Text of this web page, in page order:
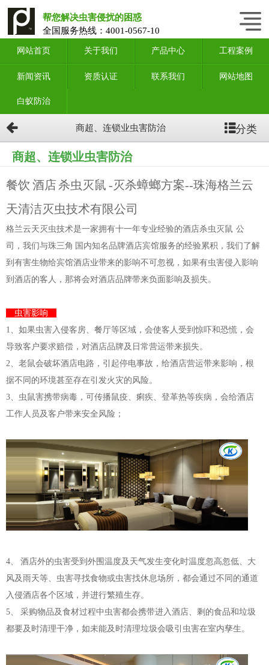
帮您解决虫害侵扰的困惑
全国服务热线：4001-0567-10
网站首页 关于我们 产品中心 工程案例
新闻资讯 资质认证 联系我们 网站地图
白蚁防治
商超、连锁业虫害防治 分类
商超、连锁业虫害防治
餐饮 酒店 杀虫灭鼠 -灭杀蟑螂方案--珠海格兰云
天清洁灭虫技术有限公司
格兰云天灭虫技术是一家拥有十一年专业经验的酒店杀虫灭鼠 公
司，我们与珠三角 国内知名品牌酒店宾馆服务的经验累积，我们了解
到有害生物给宾馆酒店业带来的影响不可忽视，如果有虫害侵入影响
到酒店的客人，那将会对酒店品牌带来负面影响及损失。
虫害影响
1、如果虫害入侵客房、餐厅等区域，会使客人受到惊吓和恐慌，会
导致客户要求赔偿，对酒店品牌及日常营运带来损失。
2、老鼠会破坏酒店电路，引起停电事故，给酒店营运带来影响，根
据不同的环境甚至存在引发火灾的风险。
3、虫鼠害携带病毒，可传播鼠疫、痢疾、登革热等疾病，会给酒店
工作人员及客户带来安全风险；
4、 酒店外的虫害受到外围温度及天气发生变化时温度忽高忽低、大
风及雨天等、虫害寻找食物或虫害找休息场所，都会通过不同的通道
入侵酒店各个区域，并进行繁殖生存。
5、 采购物品及食材过程中虫害都会携带进入酒店、剩的食品和垃圾
都要及时清理干净，如未能及时清理垃圾会吸引虫害在室内孳生。